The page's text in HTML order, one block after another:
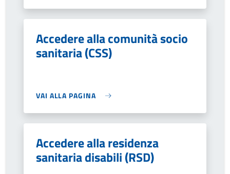
Accedere alla comunità socio
sanitaria (CSS)
VAI ALLA PAGINA
Accedere alla residenza
sanitaria disabili (RSD)